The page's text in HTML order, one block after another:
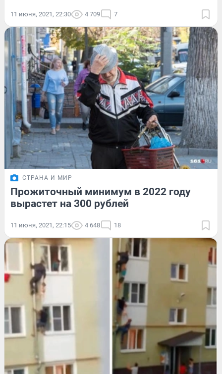
11 июня, 2021, 22:30 4 709 7
СТРАНА И МИР
Прожиточный минимум в 2022 году
вырастет на 300 рублей
11 июня, 2021, 22:15 4 648 18